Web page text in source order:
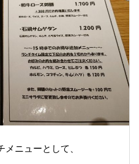
ニューとして、